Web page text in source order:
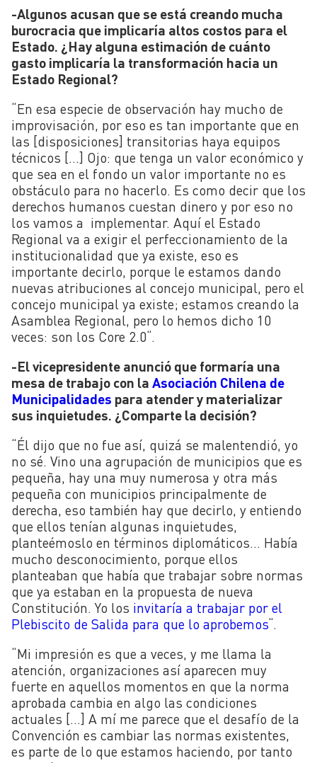
-Algunos acusan que se está creando mucha
burocracia que implicaría altos costos para el
Estado. ¿Hay alguna estimación de cuánto
gasto implicaría la transformación hacia un
Estado Regional?
“En esa especie de observación hay mucho de
improvisación, por eso es tan importante que en
las [disposiciones] transitorias haya equipos
técnicos […] Ojo: que tenga un valor económico y
que sea en el fondo un valor importante no es
obstáculo para no hacerlo. Es como decir que los
derechos humanos cuestan dinero y por eso no
los vamos a implementar. Aquí el Estado
Regional va a exigir el perfeccionamiento de la
institucionalidad que ya existe, eso es
importante decirlo, porque le estamos dando
nuevas atribuciones al concejo municipal, pero el
concejo municipal ya existe; estamos creando la
Asamblea Regional, pero lo hemos dicho 10
veces: son los Core 2.0“.
-El vicepresidente anunció que formaría una
mesa de trabajo con la Asociación Chilena de
Municipalidades para atender y materializar
sus inquietudes. ¿Comparte la decisión?
“Él dijo que no fue así, quizá se malentendió, yo
no sé. Vino una agrupación de municipios que es
pequeña, hay una muy numerosa y otra más
pequeña con municipios principalmente de
derecha, eso también hay que decirlo, y entiendo
que ellos tenían algunas inquietudes,
planteémoslo en términos diplomáticos… Había
mucho desconocimiento, porque ellos
planteaban que había que trabajar sobre normas
que ya estaban en la propuesta de nueva
Constitución. Yo los invitaría a trabajar por el
Plebiscito de Salida para que lo aprobemos“.
“Mi impresión es que a veces, y me llama la
atención, organizaciones así aparecen muy
fuerte en aquellos momentos en que la norma
aprobada cambia en algo las condiciones
actuales […] A mí me parece que el desafío de la
Convención es cambiar las normas existentes,
es parte de lo que estamos haciendo, por tanto